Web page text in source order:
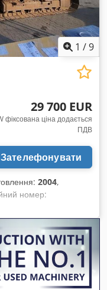
1 /9
29 700 EUR
фіксована ціна додається
ПДВ
Зателефонувати
2004,
номер:
83 кВт 2004 рік